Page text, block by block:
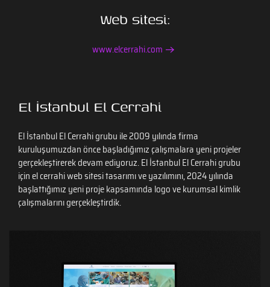
Web sitesi:
www.elcerrahi.com
El İstanbul El Cerrahi
El İstanbul El Cerrahi grubu ile 2009 yılında firma
kuruluşumuzdan önce başladığımız çalışmalara yeni projeler
gerçekleştirerek devam ediyoruz. El İstanbul El Cerrahi grubu
için el cerrahi web sitesi tasarımı ve yazılımını, 2024 yılında
başlattığımız yeni proje kapsamında logo ve kurumsal kimlik
çalışmalarını gerçekleştirdik.